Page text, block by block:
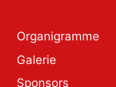
Organigramme
Galerie
Sponsors